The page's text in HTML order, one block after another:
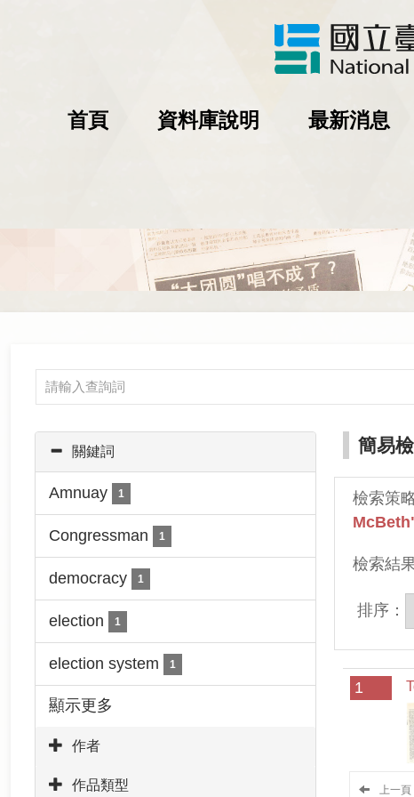
首頁 資料庫說明 最新消息
簡易
檢索策
檢索結
排序：
1
上一頁
關鍵詞
Amnuay 1
Congressman 1
democracy 1
election 1
election system 1
顯示更多
作者
作品類型